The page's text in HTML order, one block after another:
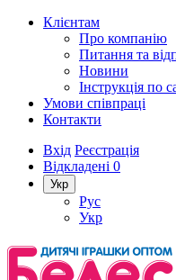
Клієнтам
Про компанію
Питання та
Новини
Інструкція по
Умови співпраці
Контакти
Вхід Реєстрація
Відкладені 0
Укр
Рус
Укр